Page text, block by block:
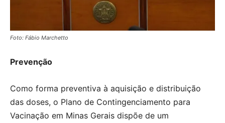
Foto: Fábio Marchetto
Prevenção
Como forma preventiva à aquisição e distribuição
das doses, o Plano de Contingenciamento para
Vacinação em Minas Gerais dispõe de um